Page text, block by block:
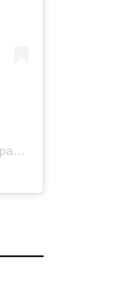
Ayşe ALKAN /ANTALYA (@birkaselezzet)'in paylaştığı bir gönderi